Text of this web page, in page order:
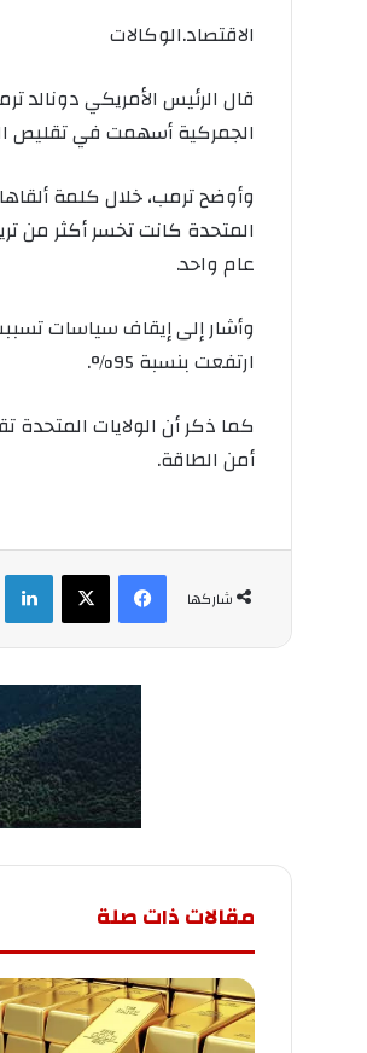
الاقتصاد.الوكالات
الجمركية أسهمت في تقليص
وأوضح ترمب، خلال كلمة
عام واحد.
وأشار إلى إيقاف سياسات
ارتفعت بنسبة 95%.
أمن الطاقة.
شاركها
فيسبوك
مقالات ذات صلة